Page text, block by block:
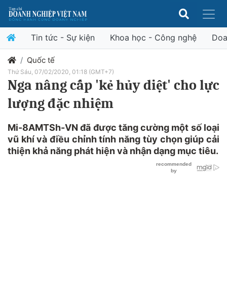
Tin tức - Sự kiện Khoa học - Công nghệ
Quốc tế
Thứ Sáu, 07/02/2020, 01:18 (GMT+7)
Nga nâng cấp 'kẻ hủy diệt' cho lực
lượng đặc nhiệm
Mi-8AMTSh-VN đã được tăng cường một số loại
vũ khí và điều chỉnh tính năng tùy chọn giúp cải
thiện khả năng phát hiện và nhận dạng mục tiêu.